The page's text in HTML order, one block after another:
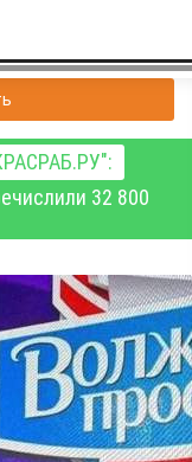
32 800
чир